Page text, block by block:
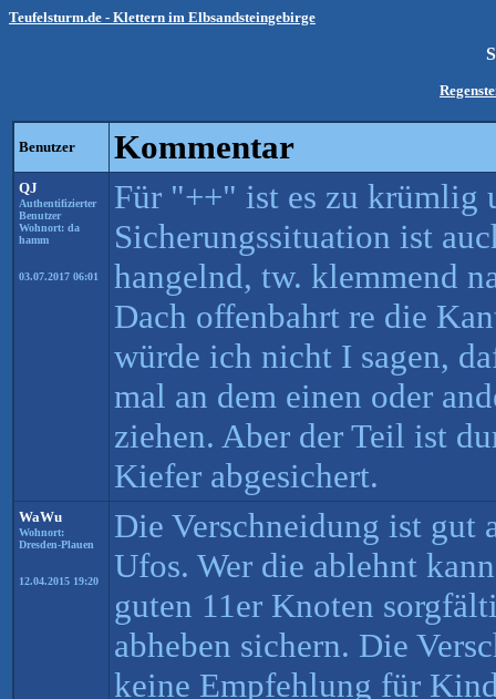
Teufelsturm.de - Klettern im Elbsandsteingebirge
Benutzer Kommentar
QJ
Authentifizierter
Benutzer
Wohnort: da
hamm
03.07.2017 06:01
Für "++" ist es zu krümlig
Sicherungssituation ist
hangelnd, tw. klemmend
Dach offenbahrt re die
würde ich nicht I sagen,
mal an dem einen oder
ziehen. Aber der Teil ist
Kiefer abgesichert.
WaWu
Wohnort:
Dresden-Plauen
12.04.2015 19:20
Die Verschneidung ist gut
Ufos. Wer die ablehnt
guten 11er Knoten
abheben sichern. Die
keine Empfehlung für